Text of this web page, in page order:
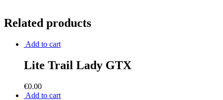
Related products
Add to cart
Lite Trail Lady GTX
€0.00
Add to cart